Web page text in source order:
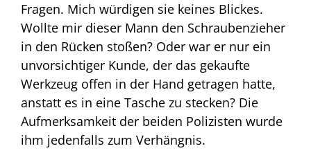
Fragen. Mich würdigen sie keines Blickes.
Wollte mir dieser Mann den Schraubenzieher
in den Rücken stoßen? Oder war er nur ein
unvorsichtiger Kunde, der das gekaufte
Werkzeug offen in der Hand getragen hatte,
anstatt es in eine Tasche zu stecken? Die
Aufmerksamkeit der beiden Polizisten wurde
ihm jedenfalls zum Verhängnis.